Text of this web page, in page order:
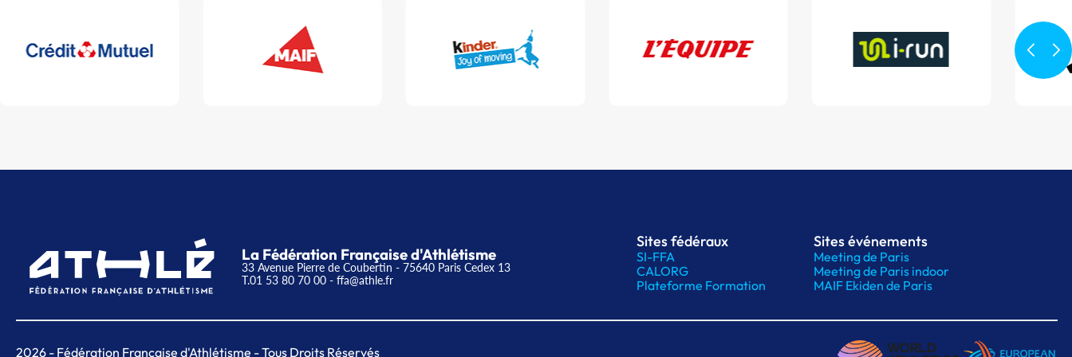
La Fédération Française d'Athlétisme
33 Avenue Pierre de Coubertin - 75640 Paris Cedex 13
T.01 53 80 70 00 - ffa@athle.fr
Sites fédéraux
SI-FFA
CALORG
Plateforme Formation
Sites événements
Meeting de Paris
Meeting de Paris indoor
MAIF Ekiden de Paris
2026 - Fédération Française d'Athlétisme - Tous Droits Réservés